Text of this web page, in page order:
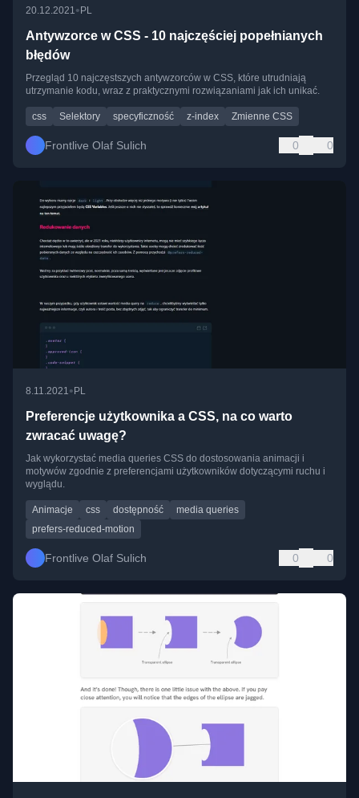
20.12.2021•PL
Antywzorce w CSS - 10 najczęściej popełnianych
błędów
Przegląd 10 najczęstszych antywzorców w CSS, które utrudniają
utrzymanie kodu, wraz z praktycznymi rozwiązaniami jak ich unikać.
css Selektory specyficzność z-index Zmienne CSS
Frontlive Olaf Sulich 0 0
8.11.2021• PL
Preferencje użytkownika a CSS, na co warto
zwracać uwagę?
Jak wykorzystać media queries CSS do dostosowania animacji i
motywów zgodnie z preferencjami użytkowników dotyczącymi ruchu i
wyglądu.
Animacje css dostępność
media queries
prefers-reduced-motion
Frontlive Olaf Sulich 0 0